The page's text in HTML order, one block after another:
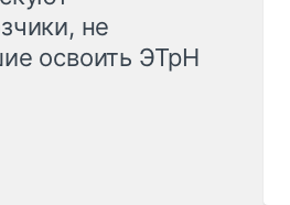
не
освоить ЭТрН